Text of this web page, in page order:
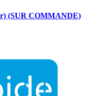
(SUR COMMANDE)